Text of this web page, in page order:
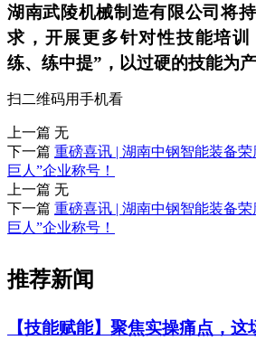
湖南武陵机械制造有限公司将
求，开展更多针对性技能培
练、练中提”，以过硬的技能为
扫二维码用手机看
上一篇 无
下一篇 重磅喜讯 | 湖南中钢智能装备
巨人”企业称号！
上一篇 无
下一篇 重磅喜讯 | 湖南中钢智能装备
巨人”企业称号！
推荐新闻
【技能赋能】聚焦实操痛点，